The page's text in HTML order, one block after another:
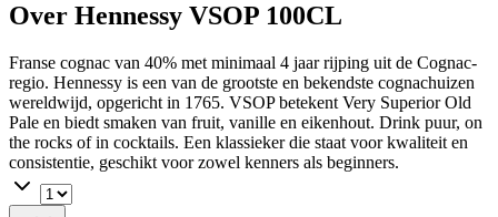
Over Hennessy VSOP 100CL
Franse cognac van 40% met minimaal 4 jaar rijping uit de Cognac-
regio. Hennessy is een van de grootste en bekendste cognachuizen
wereldwijd, opgericht in 1765. VSOP betekent Very Superior Old
Pale en biedt smaken van fruit, vanille en eikenhout. Drink puur, on
the rocks of in cocktails. Een klassieker die staat voor kwaliteit en
consistentie, geschikt voor zowel kenners als beginners.